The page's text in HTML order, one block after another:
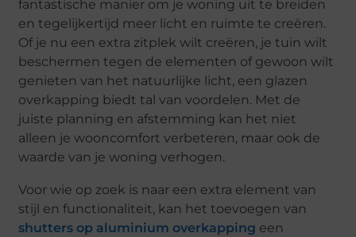
fantastische manier om je woning uit te breiden
en tegelijkertijd meer licht en ruimte te creëren.
Of je nu een extra zitplek wilt creëren, je tuin wilt
beschermen tegen de elementen of gewoon wilt
genieten van het natuurlijke licht, een glazen
overkapping biedt tal van voordelen. Met de
juiste planning en afstemming kan het niet
alleen je wooncomfort verbeteren, maar ook de
waarde van je woning verhogen.
Voor wie op zoek is naar een extra element van
stijl en functionaliteit, kan het toevoegen van
shutters op aluminium overkapping een